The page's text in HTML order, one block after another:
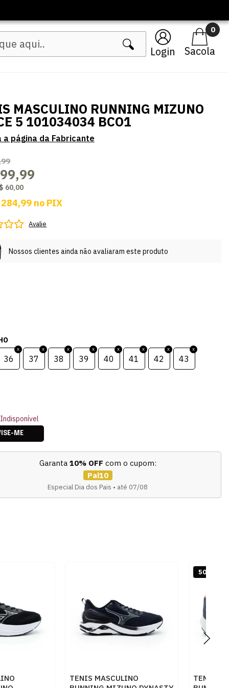
Login
0
MASCULINO RUNNING MIZUNO
5 101034034 BCO1
60,00
284,99 no PIX
Avalie
Nossos clientes ainda não avaliaram este produto
36 37 38 39 40 41 42 43
ME
Garanta 10% OFF com o cupom:
Pai10
Especial Dia dos Pais • até 07/08
TENIS MASCULINO
TENIS
50% OFF